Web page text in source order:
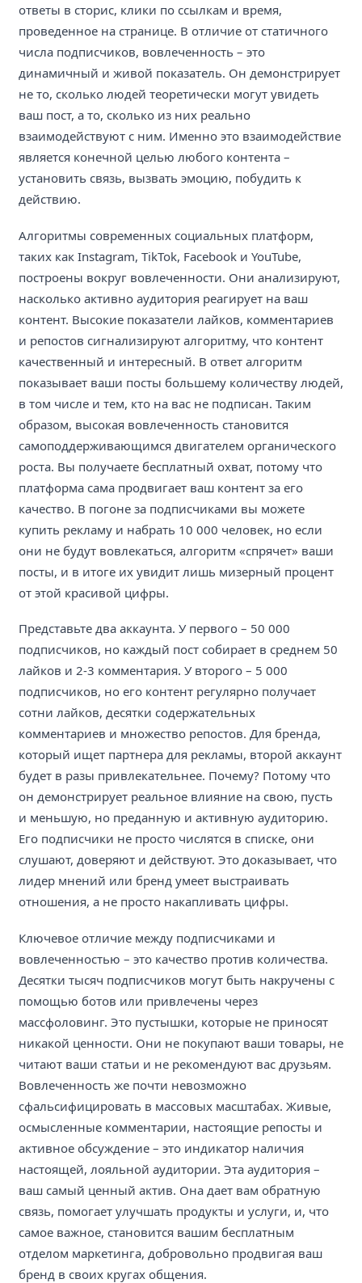
ответы в сторис, клики по ссылкам и время,
проведенное на странице. В отличие от статичного
числа подписчиков, вовлеченность – это
динамичный и живой показатель. Он демонстрирует
не то, сколько людей теоретически могут увидеть
ваш пост, а то, сколько из них реально
взаимодействуют с ним. Именно это взаимодействие
является конечной целью любого контента –
установить связь, вызвать эмоцию, побудить к
действию.
Алгоритмы современных социальных платформ,
таких как Instagram, TikTok, Facebook и YouTube,
построены вокруг вовлеченности. Они анализируют,
насколько активно аудитория реагирует на ваш
контент. Высокие показатели лайков, комментариев
и репостов сигнализируют алгоритму, что контент
качественный и интересный. В ответ алгоритм
показывает ваши посты большему количеству людей,
в том числе и тем, кто на вас не подписан. Таким
образом, высокая вовлеченность становится
самоподдерживающимся двигателем органического
роста. Вы получаете бесплатный охват, потому что
платформа сама продвигает ваш контент за его
качество. В погоне за подписчиками вы можете
купить рекламу и набрать 10 000 человек, но если
они не будут вовлекаться, алгоритм «спрячет» ваши
посты, и в итоге их увидит лишь мизерный процент
от этой красивой цифры.
Представьте два аккаунта. У первого – 50 000
подписчиков, но каждый пост собирает в среднем 50
лайков и 2-3 комментария. У второго – 5 000
подписчиков, но его контент регулярно получает
сотни лайков, десятки содержательных
комментариев и множество репостов. Для бренда,
который ищет партнера для рекламы, второй аккаунт
будет в разы привлекательнее. Почему? Потому что
он демонстрирует реальное влияние на свою, пусть
и меньшую, но преданную и активную аудиторию.
Его подписчики не просто числятся в списке, они
слушают, доверяют и действуют. Это доказывает, что
лидер мнений или бренд умеет выстраивать
отношения, а не просто накапливать цифры.
Ключевое отличие между подписчиками и
вовлеченностью – это качество против количества.
Десятки тысяч подписчиков могут быть накручены с
помощью ботов или привлечены через
массфоловинг. Это пустышки, которые не приносят
никакой ценности. Они не покупают ваши товары, не
читают ваши статьи и не рекомендуют вас друзьям.
Вовлеченность же почти невозможно
сфальсифицировать в массовых масштабах. Живые,
осмысленные комментарии, настоящие репосты и
активное обсуждение – это индикатор наличия
настоящей, лояльной аудитории. Эта аудитория –
ваш самый ценный актив. Она дает вам обратную
связь, помогает улучшать продукты и услуги, и, что
самое важное, становится вашим бесплатным
отделом маркетинга, добровольно продвигая ваш
бренд в своих кругах общения.